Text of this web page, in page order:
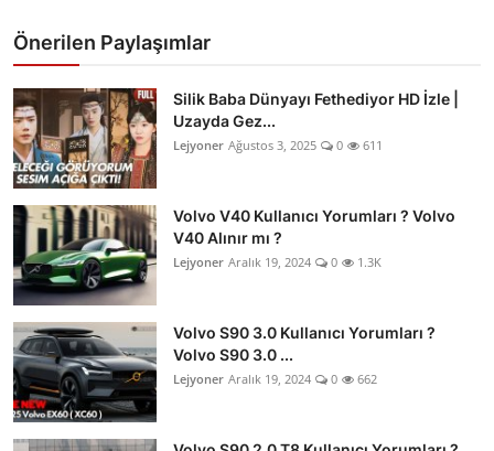
Önerilen Paylaşımlar
Silik Baba Dünyayı Fethediyor HD İzle |
Uzayda Gez...
Lejyoner Ağustos 3, 2025 0 611
Volvo V40 Kullanıcı Yorumları ? Volvo
V40 Alınır mı ?
Lejyoner Aralık 19, 2024 0 1.3K
Volvo S90 3.0 Kullanıcı Yorumları ?
Volvo S90 3.0 ...
Lejyoner Aralık 19, 2024 0 662